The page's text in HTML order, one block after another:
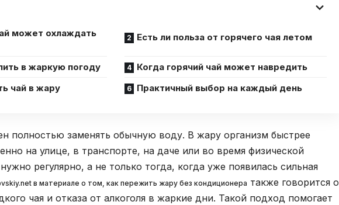
может охлаждать
Есть ли польза от горячего чая летом
в жаркую погоду
Когда горячий чай может навредить
чай в жару
Практичный выбор на каждый день
полностью заменять обычную воду. В жару организм быстрее
на улице, в транспорте, на даче или во время физической
регулярно, а не только тогда, когда уже появилась сильная
в материале о том, как пережить жару без кондиционера также говорится о
чая и отказа от алкоголя в жаркие дни. Такой подход помогает